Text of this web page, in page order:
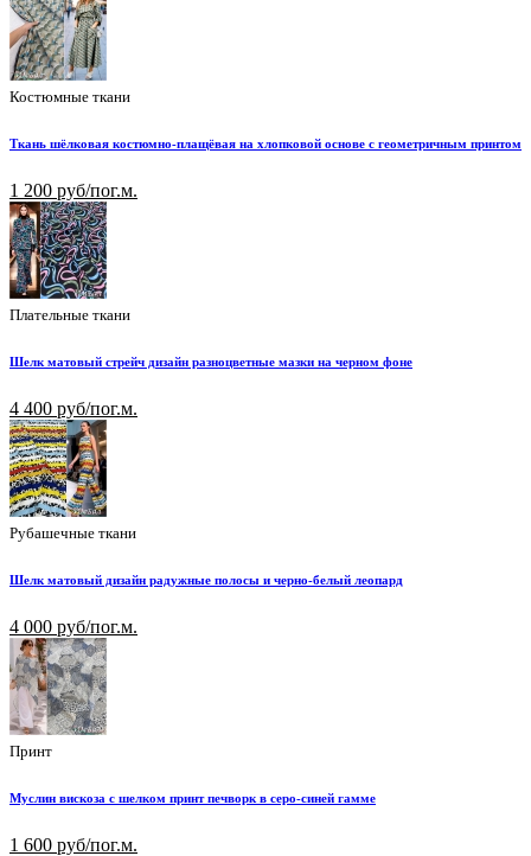
Костюмные ткани
Ткань шёлковая костюмно-плащёвая на хлопковой основе с геометричным принтом
1 200 руб/пог.м.
Плательные ткани
Шелк матовый стрейч дизайн разноцветные мазки на черном фоне
4 400 руб/пог.м.
Рубашечные ткани
Шелк матовый дизайн радужные полосы и черно-белый леопард
4 000 руб/пог.м.
Принт
Муслин вискоза с шелком принт печворк в серо-синей гамме
1 600 руб/пог.м.